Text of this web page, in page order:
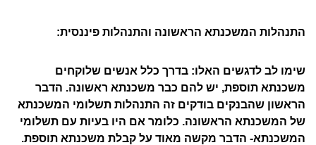
התנהלות המשכנתא הראשונה והתנהלות פיננסית:
שימו לב לדגשים האלו: בדרך כלל אנשים שלוקחים
משכנתא תוספת, יש להם כבר משכנתא ראשונה. הדבר
הראשון שהבנקים בודקים זה התנהלות תשלומי המשכנתא
של המשכנתא הראשונה. כלומר אם היו בעיות עם תשלומי
המשכנתא- הדבר מקשה מאוד על קבלת משכנתא תוספת.